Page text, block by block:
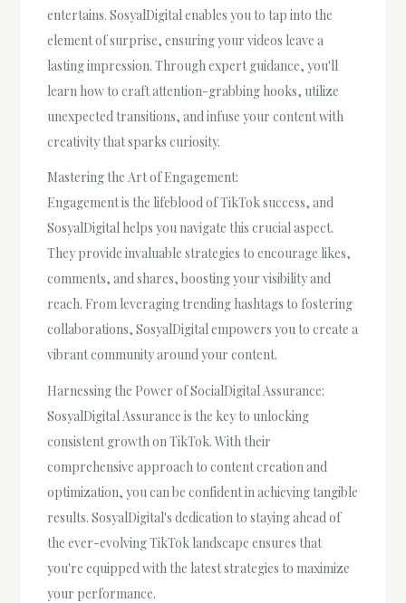
entertains. SosyalDigital enables you to tap into the
element of surprise, ensuring your videos leave a
lasting impression. Through expert guidance, you'll
learn how to craft attention-grabbing hooks, utilize
unexpected transitions, and infuse your content with
creativity that sparks curiosity.
Mastering the Art of Engagement:
Engagement is the lifeblood of TikTok success, and
SosyalDigital helps you navigate this crucial aspect.
They provide invaluable strategies to encourage likes,
comments, and shares, boosting your visibility and
reach. From leveraging trending hashtags to fostering
collaborations, SosyalDigital empowers you to create a
vibrant community around your content.
Harnessing the Power of SocialDigital Assurance:
SosyalDigital Assurance is the key to unlocking
consistent growth on TikTok. With their
comprehensive approach to content creation and
optimization, you can be confident in achieving tangible
results. SosyalDigital's dedication to staying ahead of
the ever-evolving TikTok landscape ensures that
you're equipped with the latest strategies to maximize
your performance.